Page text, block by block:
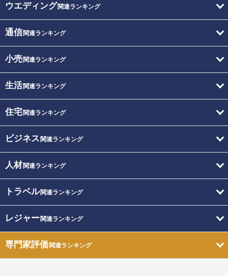
ウエディング関連ランキング
通信関連ランキング
小売関連ランキング
生活関連ランキング
住宅関連ランキング
ビジネス 関連ランキング
人材関連ランキング
トラベル関連ランキング
レジャー関連ランキング
専門家評価関連ランキング